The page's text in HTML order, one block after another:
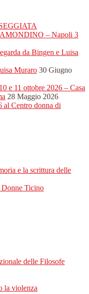
– Napoli 3
da Bingen e Luisa
Muraro 30 Giugno
e 11 ottobre 2026 – Casa
28 Maggio 2026
al Centro donna di
e la scrittura delle
Ticino
delle Filosofe
la violenza